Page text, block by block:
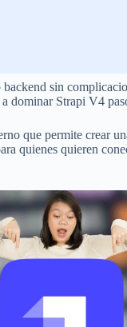
sin
a dominar Strapi V4
que permite crear
quienes quieren